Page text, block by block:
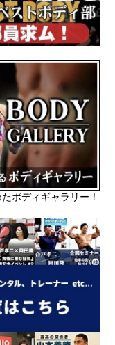
ボディギャラリー！